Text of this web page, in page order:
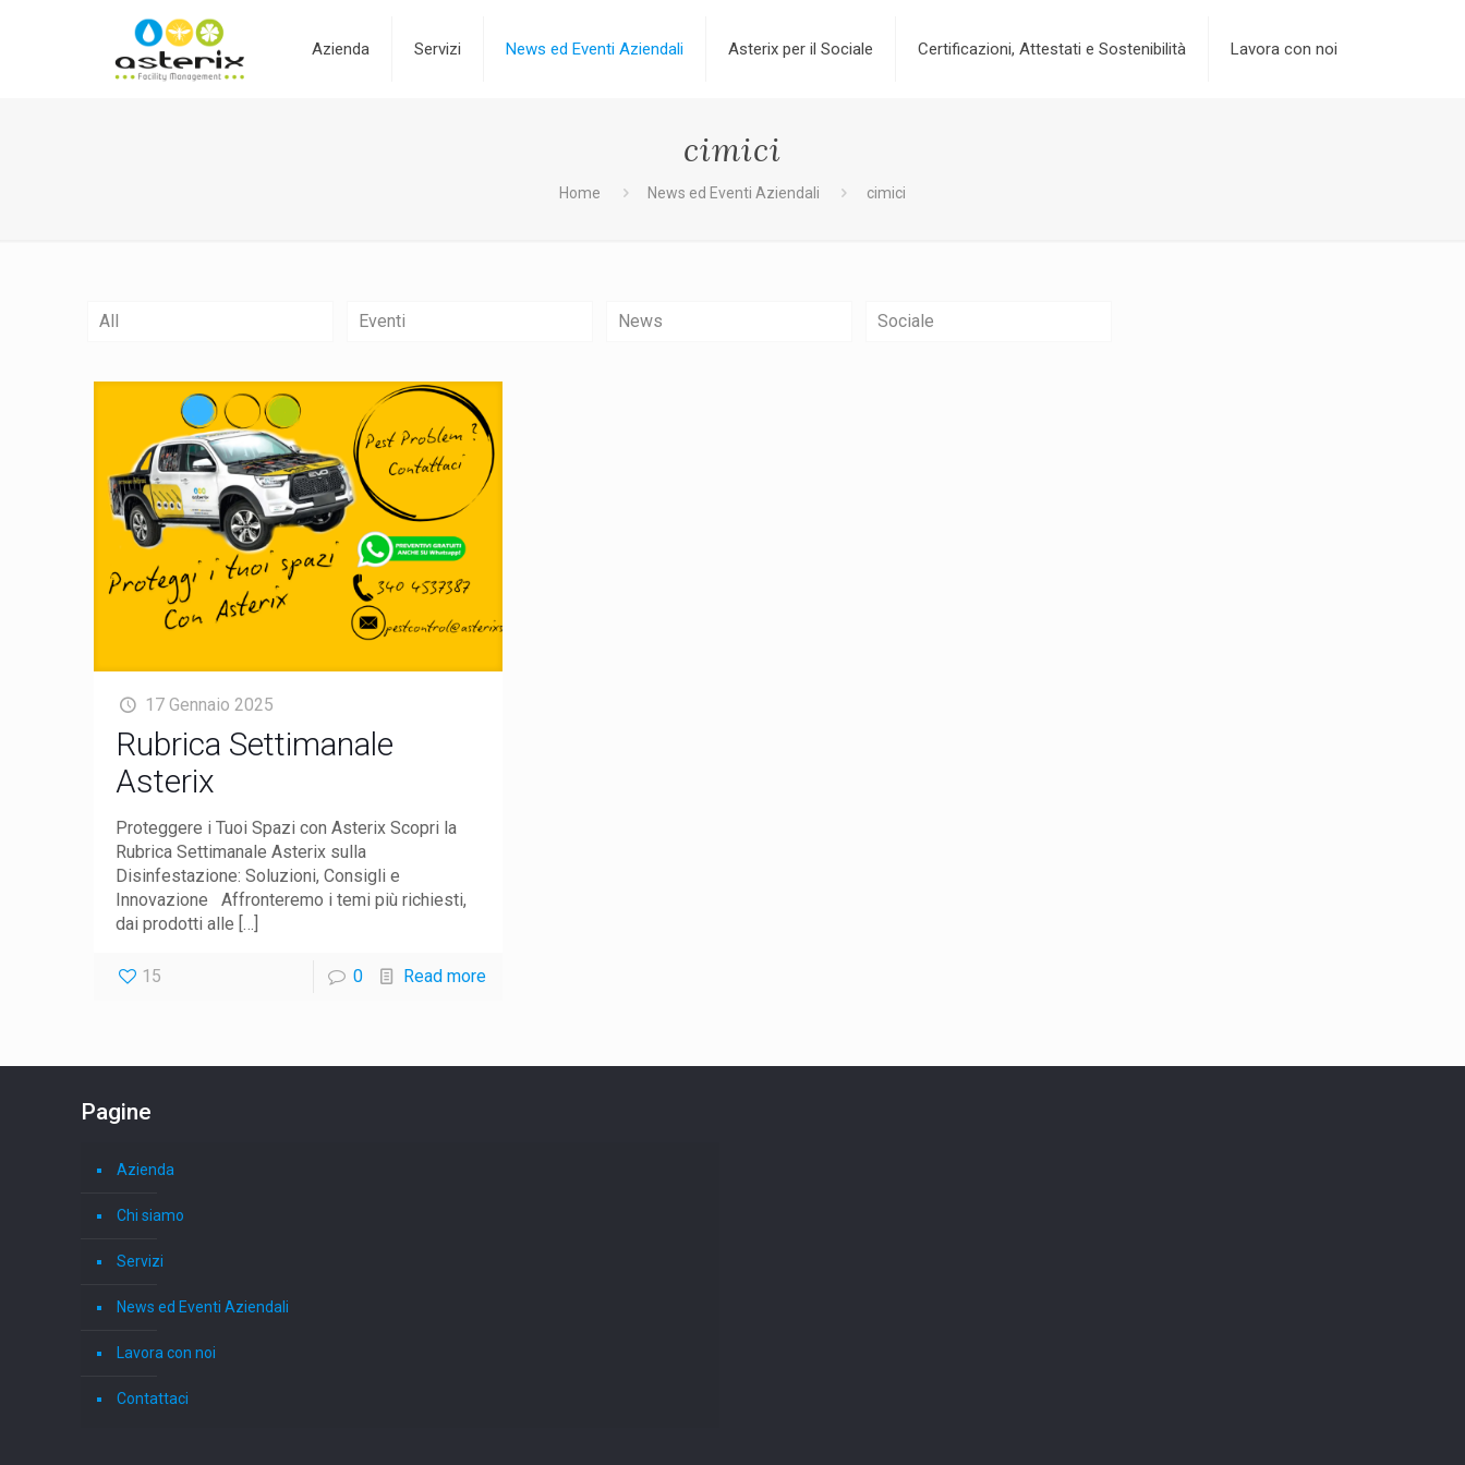
Azienda Servizi News ed Eventi Aziendali Asterix per il Sociale Certificazioni, Attestati e Sostenibilità Lavora con noi
cimici
Home News ed Eventi Aziendali cimici
All Eventi News Sociale
17 Gennaio 2025
Rubrica Settimanale
Asterix
Proteggere i Tuoi Spazi con Asterix Scopri la
Rubrica Settimanale Asterix sulla
Disinfestazione: Soluzioni, Consigli e
Innovazione Affronteremo i temi più richiesti,
dai prodotti alle […]
15 0 Read more
Pagine
Azienda
Chi siamo
Servizi
News ed Eventi Aziendali
Lavora con noi
Contattaci